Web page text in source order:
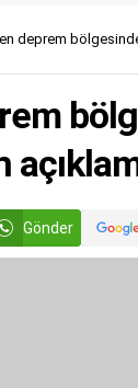
deprem
Gönder